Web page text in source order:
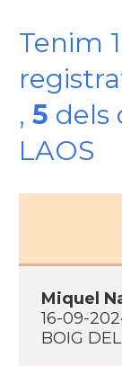
Tenim
, 5 dels
LAOS
Miquel
16-09-
BOIG